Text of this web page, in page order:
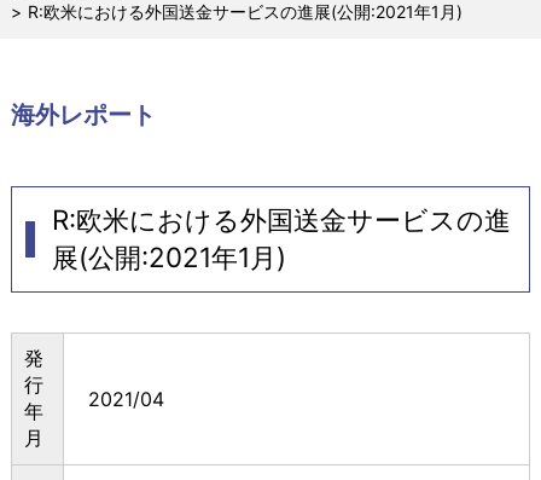
R:欧米における外国送金サービスの進展(公開:2021年1月)
海外レポート
R:欧米における外国送金サービスの進
展(公開:2021年1月)
発
行
年
月
2021/04